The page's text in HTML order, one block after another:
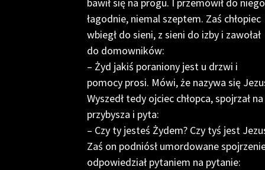
łagodnie, niemal szeptem. Zaś chłopiec
wbiegł do sieni, z sieni do izby i zawołał
do domowników:
– Żyd jakiś poraniony jest u drzwi i
pomocy prosi. Mówi, że nazywa się
Wyszedł tedy ojciec chłopca, spojrzał na
przybysza i pyta:
– Czy ty jesteś Żydem? Czy tyś jest
Zaś on podniósł umordowane
odpowiedział pytaniem na pytanie: